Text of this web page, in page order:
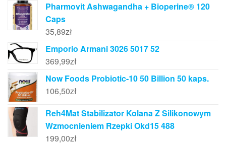
Pharmovit Ashwagandha + Bioperine® 120
Caps
35,89zł
Emporio Armani 3026 5017 52
369,99zł
Now Foods Probiotic-10 50 Billion 50 kaps.
106,50zł
Reh4Mat Stabilizator Kolana Z Silikonowym
Wzmocnieniem Rzepki Okd15 488
199,00zł